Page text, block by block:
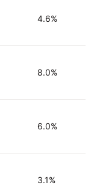
4.6%
8.0%
6.0%
3.1%